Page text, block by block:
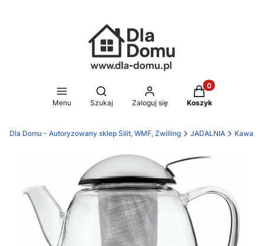
Menu
Otwórz wyszukiwarkę
Szukaj Zaloguj się
Produkty w
Koszyk
Dla Domu - Autoryzowany sklep Silit, WMF, Zwilling JADALNIA Kawa i